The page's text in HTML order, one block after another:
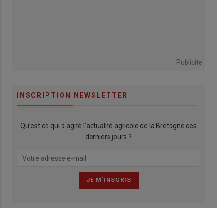
Publicité
INSCRIPTION NEWSLETTER
Qu’est ce qui a agité l'actualité agricole de la Bretagne ces
derniers jours ?